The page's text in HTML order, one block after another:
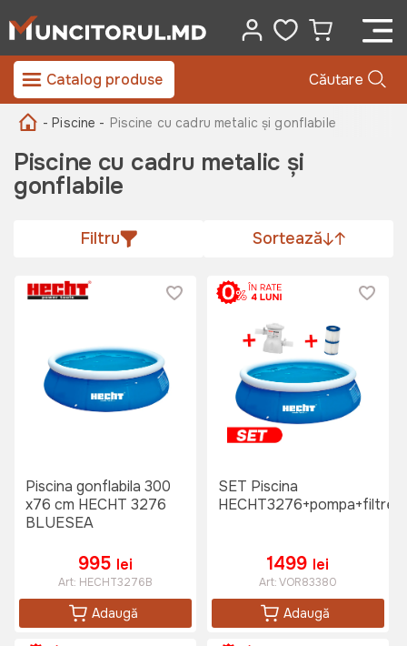
Catalog produse Căutare
- Piscine - Piscine cu cadru metalic și gonflabile
Piscine cu cadru metalic și
gonflabile
Filtru Sortează
Piscina gonflabila 300
x76 cm HECHT 3276
BLUESEA
995 lei
Art: HECHT3276B
Adaugă
SET Piscina
HECHT3276+pompa+filtre
1499 lei
Art:VOR83380
Adaugă